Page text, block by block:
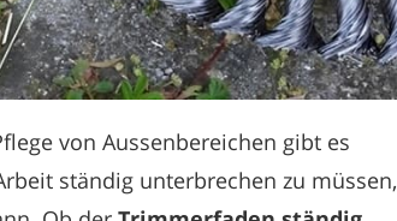
von Aussenbereichen gibt es
ständig unterbrechen zu müssen,